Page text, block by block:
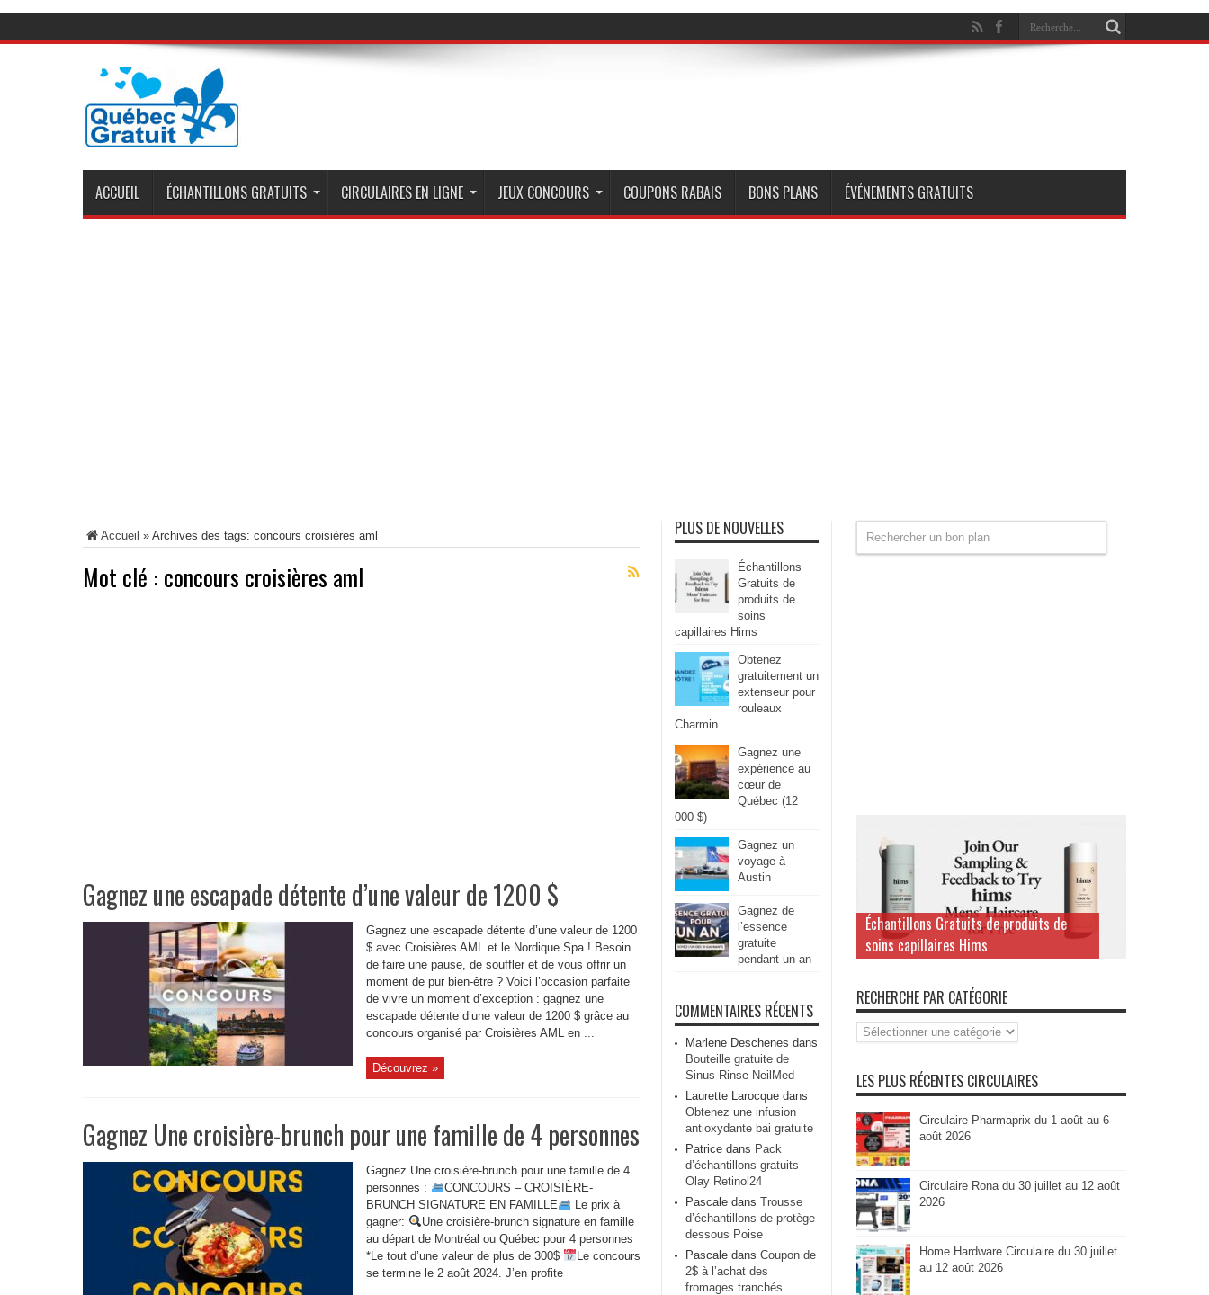
ACCUEIL ÉCHANTILLONS GRATUITS CIRCULAIRES EN LIGNE JEUX CONCOURS COUPONS RABAIS BONS PLANS ÉVÉNEMENTS GRATUITS
Accueil » Archives des tags: concours croisières aml
Mot clé : concours croisières aml
Gagnez une escapade détente d’une valeur de 1200 $
Gagnez une escapade détente d’une valeur de 1200
$ avec Croisières AML et le Nordique Spa ! Besoin
de faire une pause, de souffler et de vous offrir un
moment de pur bien-être ? Voici l’occasion parfaite
de vivre un moment d’exception : gagnez une
escapade détente d’une valeur de 1200 $ grâce au
concours organisé par Croisières AML en ...
Découvrez »
Gagnez Une croisière-brunch pour une famille de 4 personnes
Gagnez Une croisière-brunch pour une famille de 4
personnes :
CONCOURS – CROISIÈRE-
BRUNCH SIGNATURE EN FAMILLE
Le prix à
gagner:
Une croisière-brunch signature en famille
au départ de Montréal ou Québec pour 4 personnes
*Le tout d’une valeur de plus de 300$
Le concours
se termine le 2 août 2024. J’en profite
PLUS DE NOUVELLES
Échantillons
Gratuits de
produits de
soins
capillaires Hims
Obtenez
gratuitement un
extenseur pour
rouleaux
Charmin
Gagnez une
expérience au
cœur de
Québec (12
000 $)
Gagnez un
voyage à
Austin
Gagnez de
l’essence
gratuite
pendant un an
COMMENTAIRES RÉCENTS
Marlene Deschenes dans
Bouteille gratuite de
Sinus Rinse NeilMed
Laurette Larocque dans
Obtenez une infusion
antioxydante bai gratuite
Patrice dans Pack
d’échantillons gratuits
Olay Retinol24
Pascale dans Trousse
d’échantillons de protège-
dessous Poise
Pascale dans Coupon de
2$ à l’achat des
fromages tranchés
Échantillons Gratuits de produits de
soins capillaires Hims
RECHERCHE PAR CATÉGORIE
Recherche
par
LES PLUS RÉCENTES CIRCULAIRES
Circulaire Pharmaprix du 1 août au 6
août 2026
Circulaire Rona du 30 juillet au 12 août
2026
Home Hardware Circulaire du 30 juillet
au 12 août 2026